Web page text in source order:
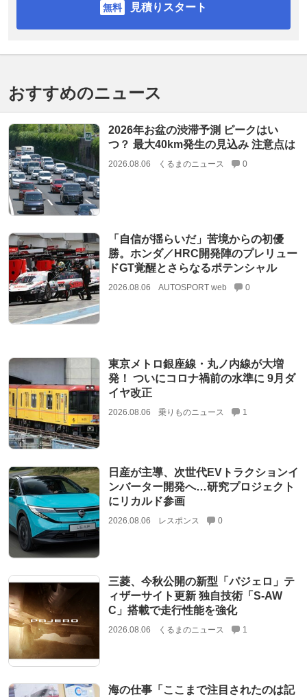
見積りスタート
おすすめのニュース
2026年お盆の渋滞予測 ピークはい
つ？ 最大40km発生の見込み 注意点は
2026.08.06 くるまのニュース 0
「自信が揺らいだ」苦境からの初優
勝。ホンダ／HRC開発陣のプレリュー
ドGT覚醒とさらなるポテンシャル
2026.08.06 AUTOSPORT web 0
東京メトロ銀座線・丸ノ内線が大増
発！ ついにコロナ禍前の水準に 9月ダ
イヤ改正
2026.08.06 乗りものニュース 1
日産が主導、次世代EVトラクションイ
ンバーター開発へ…研究プロジェクト
にリカルド参画
2026.08.06 レスポンス 0
三菱、今秋公開の新型「パジェロ」テ
ィザーサイト更新 独自技術「S-AW
C」搭載で走行性能を強化
2026.08.06 くるまのニュース 1
海の仕事「ここまで注目されたのは記